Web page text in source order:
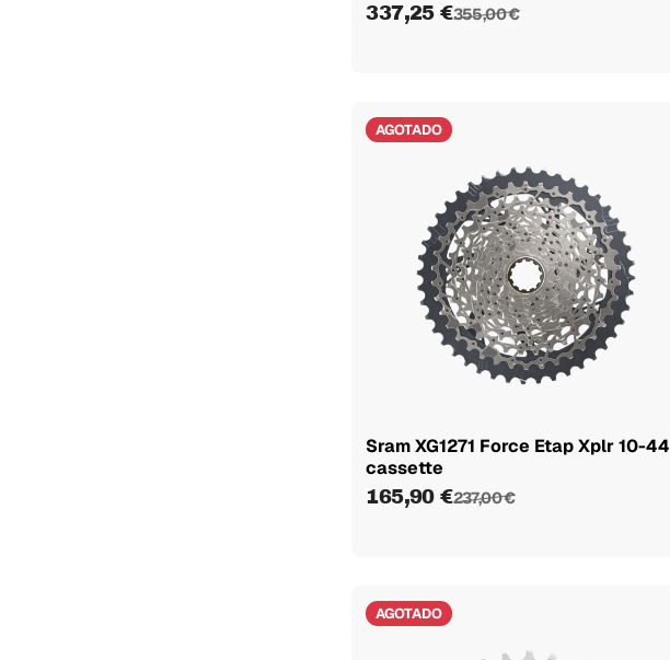
337,25 €355,00 €
AGOTADO
Sram XG1271 Force Etap Xplr 10-44
cassette
165,90 €237,00 €
AGOTADO